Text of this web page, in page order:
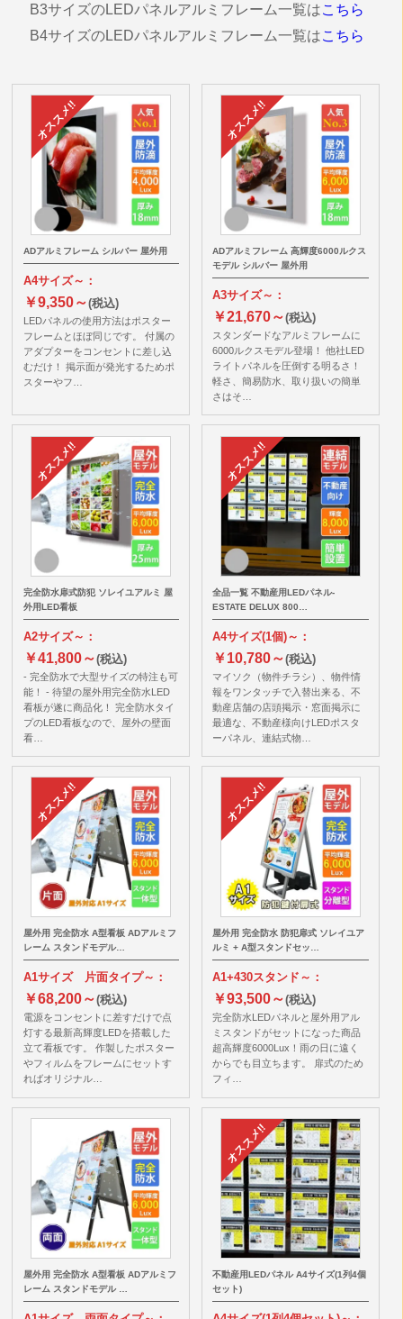
B3サイズのLEDパネルアルミフレーム一覧はこちら
B4サイズのLEDパネルアルミフレーム一覧はこちら
ADアルミフレーム シルバー 屋外用
A4サイズ～：
￥9,350～(税込)
LEDパネルの使用方法はポスター
フレームとほぼ同じです。 付属の
アダプターをコンセントに差し込
むだけ！ 掲示面が発光するためポ
スターやフ…
ADアルミフレーム 高輝度6000ルクス
モデル シルバー 屋外用
A3サイズ～：
￥21,670～(税込)
スタンダードなアルミフレームに
6000ルクスモデル登場！ 他社LED
ライトパネルを圧倒する明るさ！
軽さ、簡易防水、取り扱いの簡単
さはそ…
完全防水扉式防犯 ソレイユアルミ 屋
外用LED看板
A2サイズ～：
￥41,800～(税込)
- 完全防水で大型サイズの特注も可
能！ - 待望の屋外用完全防水LED
看板が遂に商品化！ 完全防水タイ
プのLED看板なので、屋外の壁面
看…
全品一覧 不動産用LEDパネル-
ESTATE DELUX 800…
A4サイズ(1個)～：
￥10,780～(税込)
マイソク（物件チラシ）、物件情
報をワンタッチで入替出来る、不
動産店舗の店頭掲示・窓面掲示に
最適な、不動産様向けLEDポスタ
ーパネル、連結式物…
屋外用 完全防水 A型看板 ADアルミフ
レーム スタンドモデル…
A1サイズ 片面タイプ～：
￥68,200～(税込)
電源をコンセントに差すだけで点
灯する最新高輝度LEDを搭載した
立て看板です。 作製したポスター
やフィルムをフレームにセットす
ればオリジナル…
屋外用 完全防水 防犯扉式 ソレイユア
ルミ + A型スタンドセッ…
A1+430スタンド～：
￥93,500～(税込)
完全防水LEDパネルと屋外用アル
ミスタンドがセットになった商品
超高輝度6000Lux！雨の日に遠く
からでも目立ちます。 扉式のため
フィ…
屋外用 完全防水 A型看板 ADアルミフ
レーム スタンドモデル …
不動産用LEDパネル A4サイズ(1列4個
セット)